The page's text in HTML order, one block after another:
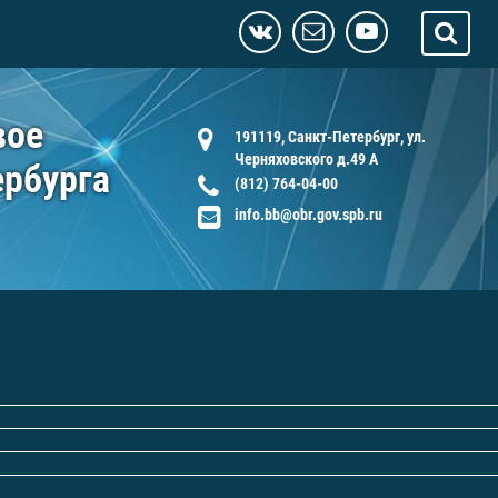
191119, Санкт-Петербург, ул.
Черняховского д.49 А
(812) 764-04-00
info.bb@obr.gov.spb.ru